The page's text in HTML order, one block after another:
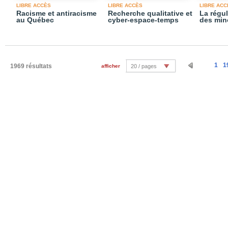
LIBRE ACCÈS
Racisme et antiracisme
au Québec
LIBRE ACCÈS
Recherche qualitative et
cyber-espace-temps
LIBRE
La
des
1969 résultats 1
afficher 20 / pages